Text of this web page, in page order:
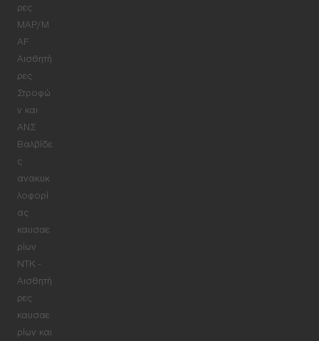
ρες
MAP/M
AF
Αισθητή
ρες
Στροφώ
ν και
ΑΝΣ
Βαλβίδε
ς
ανακυκ
λοφορί
ας
καυσαε
ρίων
NTK -
Αισθητή
ρες
καυσαε
ρίων και